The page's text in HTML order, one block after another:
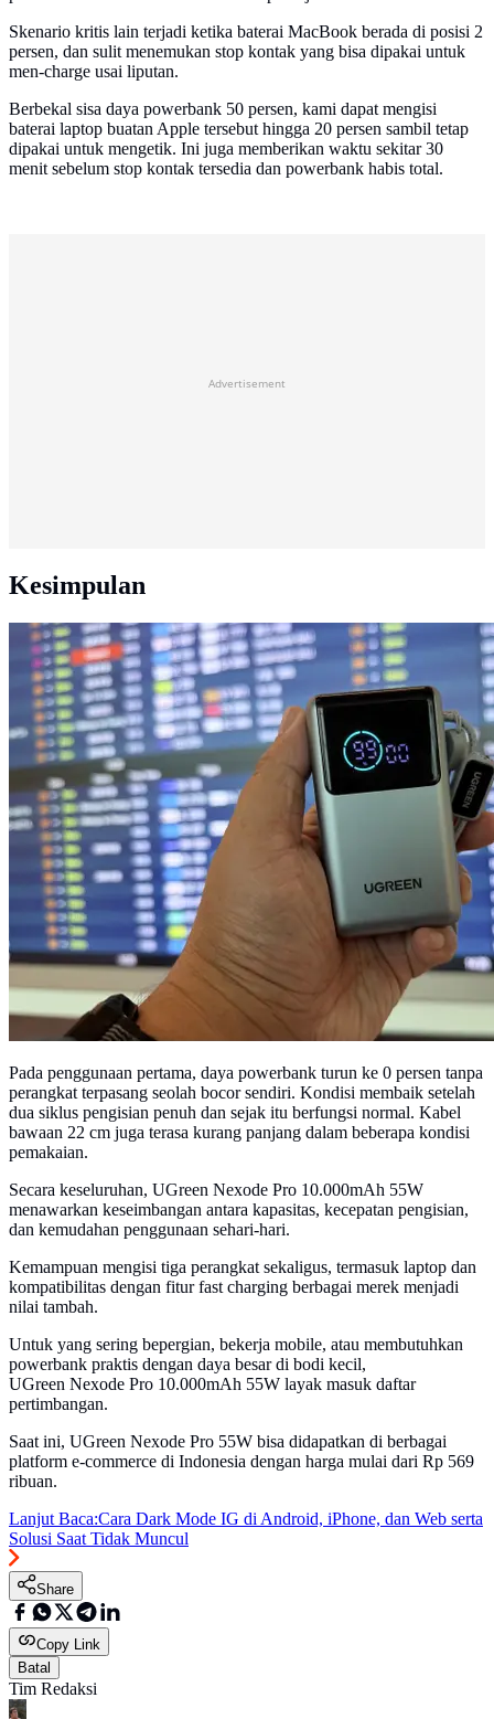
Skenario kritis lain terjadi ketika baterai MacBook berada di posisi 2
persen, dan sulit menemukan stop kontak yang bisa dipakai untuk
men-charge usai liputan.
Berbekal sisa daya powerbank 50 persen, kami dapat mengisi
baterai laptop buatan Apple tersebut hingga 20 persen sambil tetap
dipakai untuk mengetik. Ini juga memberikan waktu sekitar 30
menit sebelum stop kontak tersedia dan powerbank habis total.
Advertisement
Kesimpulan
Pada penggunaan pertama, daya powerbank turun ke 0 persen tanpa
perangkat terpasang seolah bocor sendiri. Kondisi membaik setelah
dua siklus pengisian penuh dan sejak itu berfungsi normal. Kabel
bawaan 22 cm juga terasa kurang panjang dalam beberapa kondisi
pemakaian.
Secara keseluruhan, UGreen Nexode Pro 10.000mAh 55W
menawarkan keseimbangan antara kapasitas, kecepatan pengisian,
dan kemudahan penggunaan sehari-hari.
Kemampuan mengisi tiga perangkat sekaligus, termasuk laptop dan
kompatibilitas dengan fitur fast charging berbagai merek menjadi
nilai tambah.
Untuk yang sering bepergian, bekerja mobile, atau membutuhkan
powerbank praktis dengan daya besar di bodi kecil,
UGreen Nexode Pro 10.000mAh 55W layak masuk daftar
pertimbangan.
Saat ini, UGreen Nexode Pro 55W bisa didapatkan di berbagai
platform e-commerce di Indonesia dengan harga mulai dari Rp 569
ribuan.
Lanjut Baca:Cara Dark Mode IG di Android, iPhone, dan Web serta
Solusi Saat Tidak Muncul
Share
Copy Link
Batal
Tim Redaksi